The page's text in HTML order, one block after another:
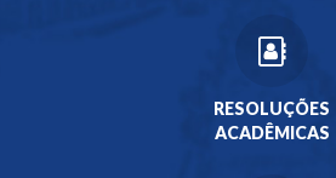
RESOLUÇÕES
ACADÊMICAS